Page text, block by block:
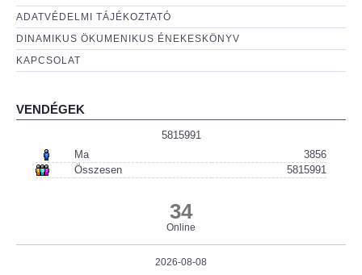
ADATVÉDELMI TÁJÉKOZTATÓ
DINAMIKUS ÖKUMENIKUS ÉNEKESKÖNYV
KAPCSOLAT
VENDÉGEK
5815991
Ma
3856
Összesen
5815991
34
Online
2026-08-08